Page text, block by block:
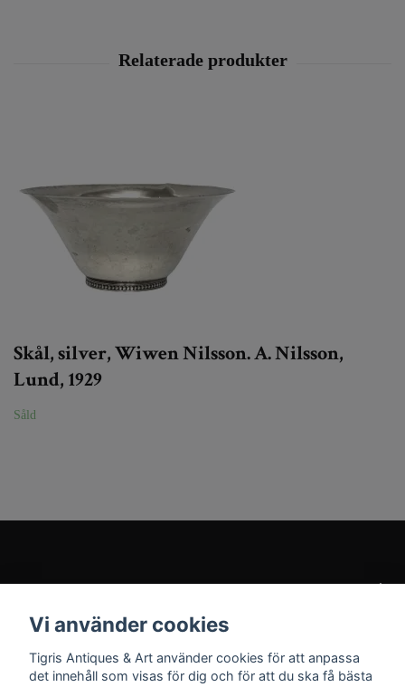
Skål, silver, Wiwen Nilsson. A. Nilsson,
Lund, 1929
Såld
Sociala medier
Vi använder cookies
Tigris Antiques & Art använder cookies för att anpassa
det innehåll som visas för dig och för att du ska få bästa